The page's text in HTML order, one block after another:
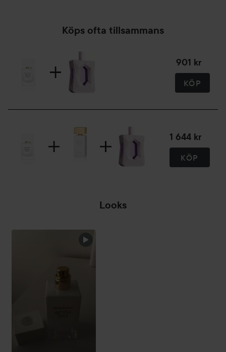
Köps ofta tillsammans
901 kr
KÖP
1 644 kr
KÖP
Looks